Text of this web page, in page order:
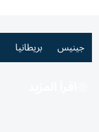
جينيس بريطانيا